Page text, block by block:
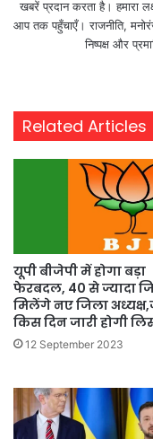
खबरें प्रदान करता है। हमारा
आप तक पहुँचाएँ। राजनीति,
निष्पक्ष और
Related Articles
यूपी बीजेपी में होगा बड़ा
फेरबदल, 40 से ज्यादा
मिलेंगे नए जिला
किस दिन जारी होगी
12 September 2023